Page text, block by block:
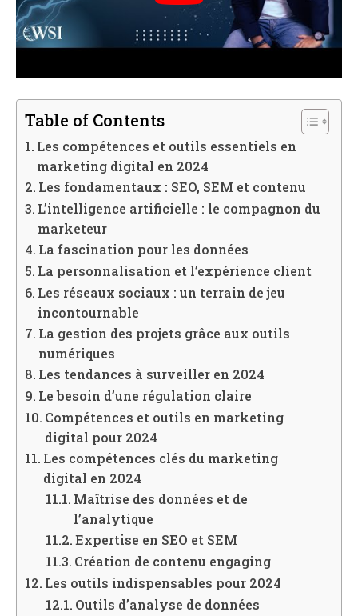
Table of Contents
Les compétences et outils essentiels en
marketing digital en 2024
Les fondamentaux : SEO, SEM et contenu
L’intelligence artificielle : le compagnon du
marketeur
La fascination pour les données
La personnalisation et l’expérience client
Les réseaux sociaux : un terrain de jeu
incontournable
La gestion des projets grâce aux outils
numériques
Les tendances à surveiller en 2024
Le besoin d’une régulation claire
Compétences et outils en marketing
digital pour 2024
Les compétences clés du marketing
digital en 2024
Maîtrise des données et de
l’analytique
Expertise en SEO et SEM
Création de contenu engaging
Les outils indispensables pour 2024
Outils d’analyse de données